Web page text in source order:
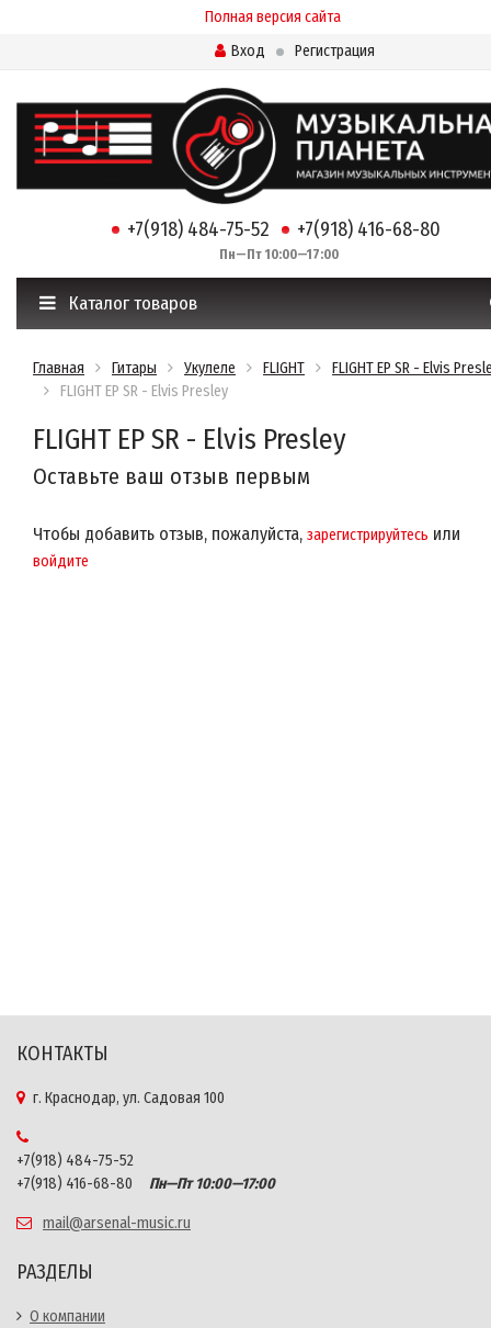
Полная версия сайта
Вход
Регистрация
+7(918) 484-75-52 +7(918) 416-68-80
Пн—Пт 10:00—17:00
Каталог товаров
Главная Гитары Укулеле FLIGHT
FLIGHT EP SR - Elvis
FLIGHT EP SR - Elvis Presley
FLIGHT EP SR - Elvis Presley
Оставьте ваш отзыв первым
Чтобы добавить отзыв, пожалуйста, зарегистрируйтесь или
войдите
КОНТАКТЫ
г. Краснодар, ул. Садовая 100
+7(918) 484-75-52
+7(918) 416-68-80
Пн—Пт 10:00—17:00
mail@arsenal-music.ru
РАЗДЕЛЫ
О компании